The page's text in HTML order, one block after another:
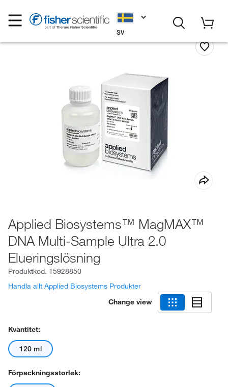
SV
Applied Biosystems™ MagMAX™
DNA Multi-Sample Ultra 2.0
Elueringslösning
Produktkod. 15928850
Handla allt Applied Biosystems Produkter
Change view
Kvantitet:
120 ml
Förpackningsstorlek: